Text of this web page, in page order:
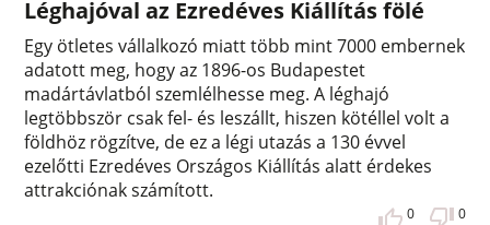
Léghajóval az Ezredéves Kiállítás fölé
Egy ötletes vállalkozó miatt több mint 7000 embernek
adatott meg, hogy az 1896-os Budapestet
madártávlatból szemlélhesse meg. A léghajó
legtöbbször csak fel- és leszállt, hiszen kötéllel volt a
földhöz rögzítve, de ez a légi utazás a 130 évvel
ezelőtti Ezredéves Országos Kiállítás alatt érdekes
attrakciónak számított.
0 0